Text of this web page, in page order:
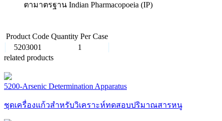
ตามาตรฐาน Indian Pharmacopoeia (IP)
Product Code Quantity Per Case
5203001
1
related products
5200-Arsenic Determination Apparatus
ชุดเครื่องแก้วสำหรับวิเคราะห์ทดสอบปริมาณสารหนู